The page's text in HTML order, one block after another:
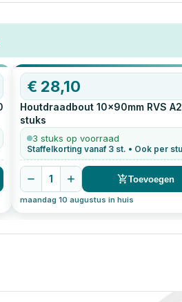
€ 28,10
Houtdraadbout 10x90mm RVS A2
stuks
3 stuks op voorraad
1 Toevoegen
maandag 10 augustus in huis